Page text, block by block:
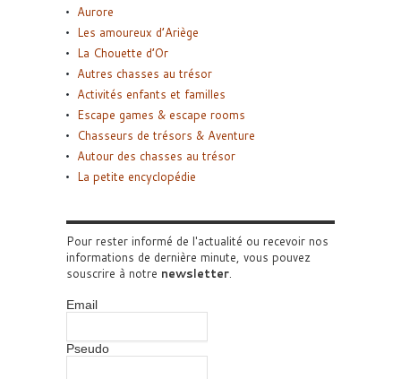
Aurore
Les amoureux d’Ariège
La Chouette d’Or
Autres chasses au trésor
Activités enfants et familles
Escape games & escape rooms
Chasseurs de trésors & Aventure
Autour des chasses au trésor
La petite encyclopédie
Pour rester informé de l'actualité ou recevoir nos
informations de dernière minute, vous pouvez
souscrire à notre newsletter.
Email
Pseudo